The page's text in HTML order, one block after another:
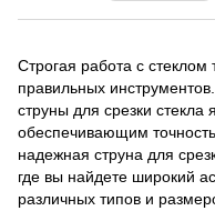
Строгая работа с стеклом
правильных
струны для срезки
обеспечивающим
надежная струна для
где вы найдете широкий
различных типов и